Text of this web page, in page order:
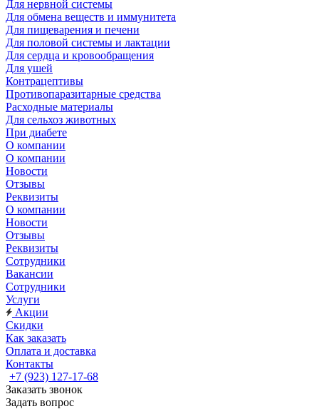
Для нервной системы
Для обмена веществ и иммунитета
Для пищеварения и печени
Для половой системы и лактации
Для сердца и кровообращения
Для ушей
Контрацептивы
Противопаразитарные средства
Расходные материалы
Для сельхоз животных
При диабете
О компании
О компании
Новости
Отзывы
Реквизиты
О компании
Новости
Отзывы
Реквизиты
Сотрудники
Вакансии
Сотрудники
Услуги
Акции
Скидки
Как заказать
Оплата и доставка
Контакты
+7 (923) 127-17-68
Заказать звонок
Задать вопрос